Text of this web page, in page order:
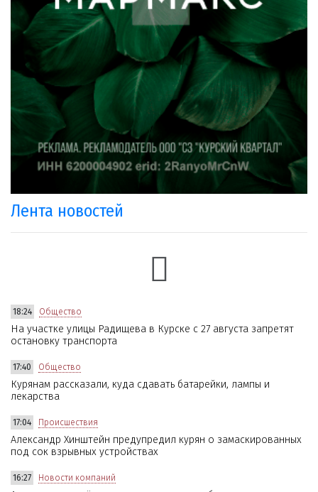
Лента новостей
18:24 Общество
На участке улицы Радищева в Курске с 27 августа запретят
остановку транспорта
17:40 Общество
Курянам рассказали, куда сдавать батарейки, лампы и
лекарства
17:04 Происшествия
Александр Хинштейн предупредил курян о замаскированных
под сок взрывных устройствах
16:27 Новости компаний